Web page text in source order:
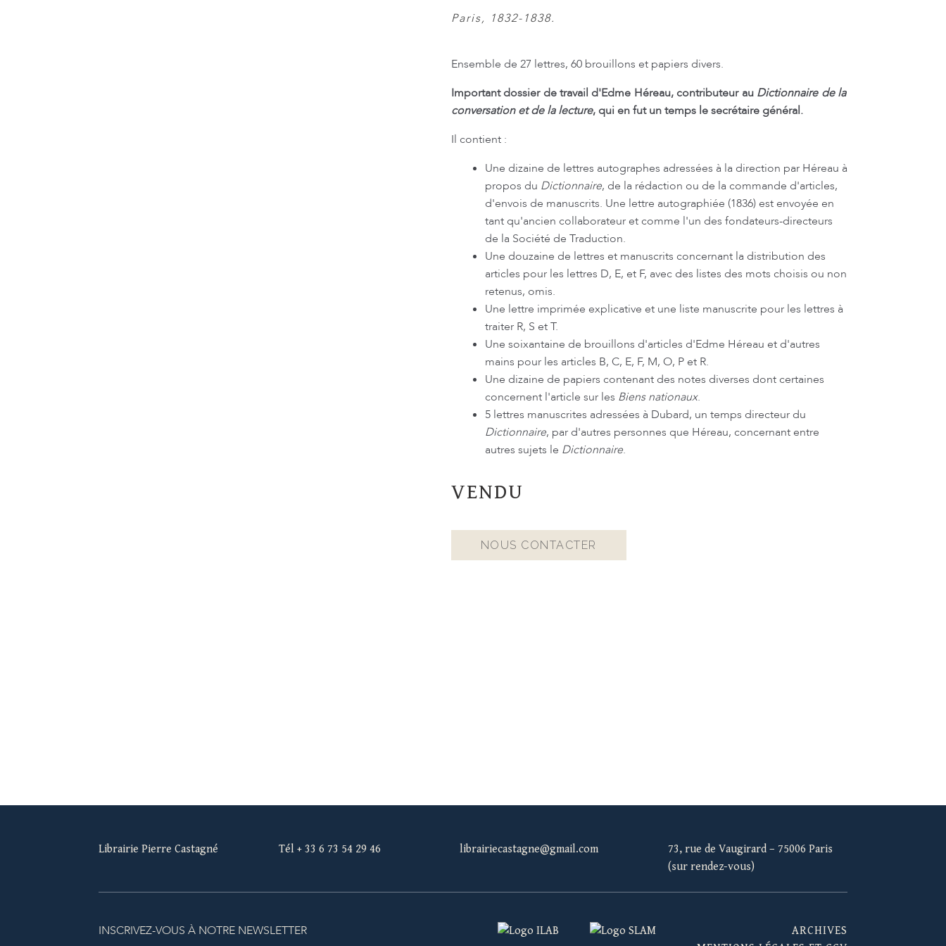
Paris, 1832-1838.
Ensemble de 27 lettres, 60 brouillons et papiers divers.
Important dossier de travail d'Edme Héreau, contributeur au Dictionnaire de la
conversation et de la lecture, qui en fut un temps le secrétaire général.
Il contient :
Une dizaine de lettres autographes adressées à la direction par Héreau à
propos du Dictionnaire, de la rédaction ou de la commande d'articles,
d'envois de manuscrits. Une lettre autographiée (1836) est envoyée en
tant qu'ancien collaborateur et comme l'un des fondateurs-directeurs
de la Société de Traduction.
Une douzaine de lettres et manuscrits concernant la distribution des
articles pour les lettres D, E, et F, avec des listes des mots choisis ou non
retenus, omis.
Une lettre imprimée explicative et une liste manuscrite pour les lettres à
traiter R, S et T.
Une soixantaine de brouillons d'articles d'Edme Héreau et d'autres
mains pour les articles B, C, E, F, M, O, P et R.
Une dizaine de papiers contenant des notes diverses dont certaines
concernent l'article sur les Biens nationaux.
5 lettres manuscrites adressées à Dubard, un temps directeur du
Dictionnaire, par d'autres personnes que Héreau, concernant entre
autres sujets le Dictionnaire.
VENDU
NOUS CONTACTER
Librairie Pierre Castagné Tél + 33 6 73 54 29 46 librairiecastagne@gmail.com
73, rue de Vaugirard – 75006 Paris
(sur rendez-vous)
INSCRIVEZ-VOUS À NOTRE NEWSLETTER
ARCHIVES